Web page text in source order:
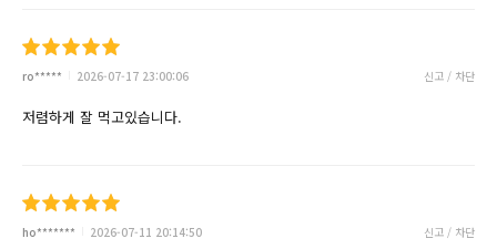
ro***** 2026-07-17 23:00:06 신고 / 차단
저렴하게 잘 먹고있습니다.
ho******* 2026-07-11 20:14:50 신고 / 차단